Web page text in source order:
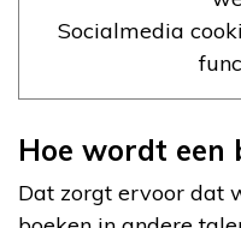
Socialmedia
Hoe wordt een
Dat zorgt ervoor dat